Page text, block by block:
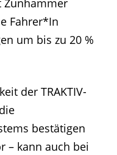
Zunhammer
Fahrer*In
um bis zu 20 %
der TRAKTIV-
bestätigen
– kann auch bei